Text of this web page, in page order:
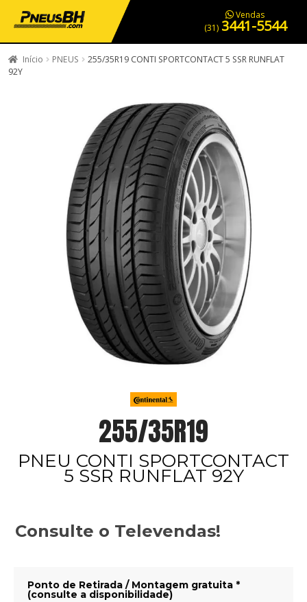
PNEUS EM OFERTA SERVIÇOS AUTOMOTIVOS NOSSA LOJA
Vendas
(31) 3441-5544
Início PNEUS
255/35R19 CONTI SPORTCONTACT 5 SSR RUNFLAT
92Y
255/35R19
PNEU CONTI SPORTCONTACT
5 SSR RUNFLAT 92Y
Consulte o Televendas!
Ponto de Retirada / Montagem gratuita *
(consulte a disponibilidade)